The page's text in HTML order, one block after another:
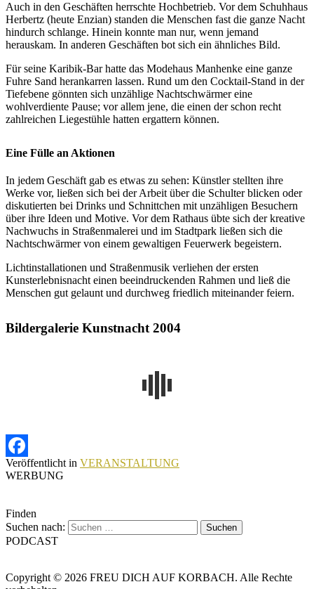
Auch in den Geschäften herrschte Hochbetrieb. Vor dem Schuhhaus
Herbertz (heute Enzian) standen die Menschen fast die ganze Nacht
hindurch schlange. Hinein konnte man nur, wenn jemand
herauskam. In anderen Geschäften bot sich ein ähnliches Bild.
Für seine Karibik-Bar hatte das Modehaus Manhenke eine ganze
Fuhre Sand herankarren lassen. Rund um den Cocktail-Stand in der
Tiefebene gönnten sich unzählige Nachtschwärmer eine
wohlverdiente Pause; vor allem jene, die einen der schon recht
zahlreichen Liegestühle hatten ergattern können.
Eine Fülle an Aktionen
In jedem Geschäft gab es etwas zu sehen: Künstler stellten ihre
Werke vor, ließen sich bei der Arbeit über die Schulter blicken oder
diskutierten bei Drinks und Schnittchen mit unzähligen Besuchern
über ihre Ideen und Motive. Vor dem Rathaus übte sich der kreative
Nachwuchs in Straßenmalerei und im Stadtpark ließen sich die
Nachtschwärmer von einem gewaltigen Feuerwerk begeistern.
Lichtinstallationen und Straßenmusik verliehen der ersten
Kunsterlebnisnacht einen beeindruckenden Rahmen und ließ die
Menschen gut gelaunt und durchweg friedlich miteinander feiern.
Bildergalerie Kunstnacht 2004
Facebook
Veröffentlicht in VERANSTALTUNG
WERBUNG
Finden
Suchen nach:
PODCAST
Copyright © 2026 FREU DICH AUF KORBACH. Alle Rechte